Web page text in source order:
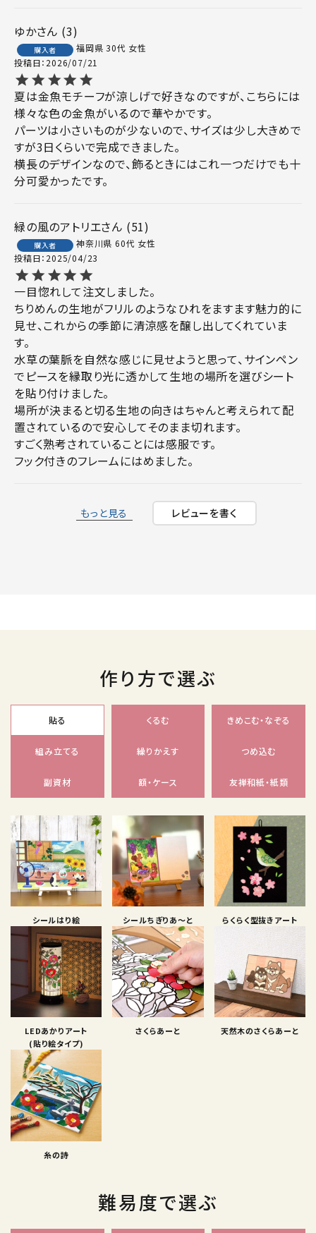
ゆか 3
購入者 福岡県 30代 女性
投稿日 2026/07/21
夏は金魚モチーフが涼しげで好きなのですが、こちらには
様々な色の金魚がいるので華やかです。
パーツは小さいものが少ないので、サイズは少し大きめで
すが3日くらいで完成できました。
横長のデザインなので、飾るときにはこれ一つだけでも十
分可愛かったです。
緑の風のアトリエ 51
購入者 神奈川県 60代 女性
投稿日 2025/04/23
一目惚れして注文しました。
ちりめんの生地がフリルのようなひれをますます魅力的に
見せ、これからの季節に清涼感を醸し出してくれていま
す。
水草の葉脈を自然な感じに見せようと思って、サインペン
でピースを縁取り光に透かして生地の場所を選びシート
を貼り付けました。
場所が決まると切る生地の向きはちゃんと考えられて配
置されているので安心してそのまま切れます。
すごく熟考されていることには感服です。
もっと見る レビューを書く
作り方で選ぶ
貼る くるむ きめこむ・なぞる
組み立てる 繰りかえす つめ込む
副資材 額・ケース 友禅和紙・紙類
シールはり絵 シールちぎりあ〜と らくらく型抜きアート
LEDあかりアート
(貼り絵タイプ)
さくらあーと 天然木のさくらあーと
糸の詩
難易度で選ぶ